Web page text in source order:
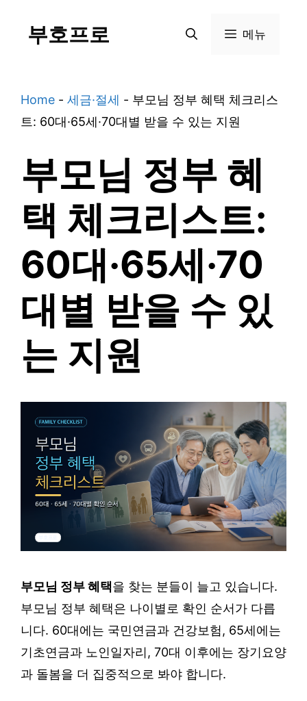
부호프로 메뉴
Home - 세금·절세 - 부모님 정부 혜택 체크리스
트: 60대·65세·70대별 받을 수 있는 지원
부모님 정부 혜
택 체크리스트:
60대·65세·70
대별 받을 수 있
는 지원
부모님 정부 혜택을 찾는 분들이 늘고 있습니다.
부모님 정부 혜택은 나이별로 확인 순서가 다릅
니다. 60대에는 국민연금과 건강보험, 65세에는
기초연금과 노인일자리, 70대 이후에는 장기요양
과 돌봄을 더 집중적으로 봐야 합니다.